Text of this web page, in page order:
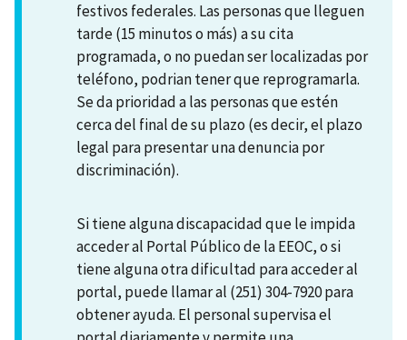
festivos federales. Las personas que lleguen
tarde (15 minutos o más) a su cita
programada, o no puedan ser localizadas por
teléfono, podrian tener que reprogramarla.
Se da prioridad a las personas que estén
cerca del final de su plazo (es decir, el plazo
legal para presentar una denuncia por
discriminación).
Si tiene alguna discapacidad que le impida
acceder al Portal Público de la EEOC, o si
tiene alguna otra dificultad para acceder al
portal, puede llamar al (251) 304-7920 para
obtener ayuda. El personal supervisa el